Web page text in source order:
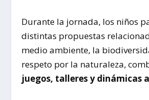
Durante la jornada, los niños
distintas propuestas
medio ambiente, la
respeto por la naturaleza,
juegos, talleres y dinámicas